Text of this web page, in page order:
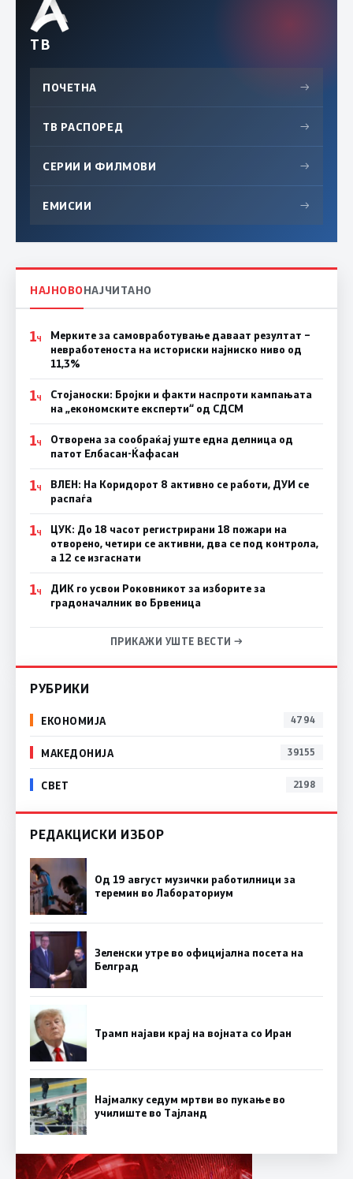
ТВ
ПОЧЕТНА →
ТВ РАСПОРЕД →
СЕРИИ И ФИЛМОВИ →
ЕМИСИИ →
НАЈНОВОНАЈЧИТАНО
1Ч
Мерките за самовработување даваат резултат –
невработеноста на историски најниско ниво од
11,3%
1Ч
Стојаноски: Бројки и факти наспроти кампањата
на „економските експерти“ од СДСM
1Ч
Отворена за сообраќај уште една делница од
патот Елбасан-Ќафасан
1Ч
ВЛЕН: На Коридорот 8 активно се работи, ДУИ се
распаѓа
1Ч
ЦУК: До 18 часот регистрирани 18 пожари на
отворено, четири се активни, два се под контрола,
а 12 се изгаснати
1Ч
ДИК го усвои Роковникот за изборите за
градоначалник во Брвеница
ПРИКАЖИ УШТЕ ВЕСТИ →
РУБРИКИ
ЕКОНОМИЈА 4794
МАКЕДОНИЈА 39155
СВЕТ 2198
РЕДАКЦИСКИ ИЗБОР
Од 19 август музички работилници за
теремин во Лабораториум
Зеленски утре во официјална посета на
Белград
Трамп најави крај на војната со Иран
Најмалку седум мртви во пукање во
училиште во Тајланд